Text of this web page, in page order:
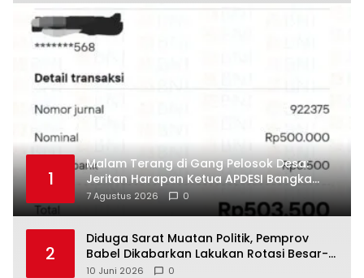
1
Malam Terang di Gang Pelosok Desa:
Jeritan Harapan Ketua APDESI Bangka
Tengah untuk PLN Babel
7 Agustus 2026 0
2
‎Diduga Sarat Muatan Politik, Pemprov
Babel Dikabarkan Lakukan Rotasi Besar-
10 Juni 2026 0